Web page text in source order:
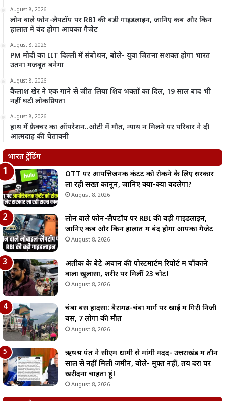
August 8, 2026
लोन वाले फोन-लैपटॉप पर RBI की बड़ी गाइडलाइन, जानिए कब और किन
हालात में बंद होगा आपका गैजेट
August 8, 2026
PM मोदी का IIT दिल्ली में संबोधन, बोले- युवा जितना सशक्त होगा भारत
उतना मजबूत बनेगा
August 8, 2026
कैलाश खेर ने एक गाने से जीत लिया शिव भक्तों का दिल, 19 साल बाद भी
नहीं घटी लोकप्रियता
August 8, 2026
हाथ में फ्रैक्चर का ऑपरेशन..ओटी में मौत, न्याय न मिलने पर परिवार ने दी
आत्मदाह की चेतावनी
भारत ट्रेंडिंग
OTT पर आपत्तिजनक कंटेंट को रोकने के लिए सरकार
ला रही सख्त कानून, जानिए क्या-क्या बदलेगा?
August 8, 2026
लोन वाले फोन-लैपटॉप पर RBI की बड़ी गाइडलाइन,
जानिए कब और किन हालात में बंद होगा आपका गैजेट
August 8, 2026
अतीक के बेटे अबान की पोस्टमार्टम रिपोर्ट में चौंकाने
वाला खुलासा, शरीर पर मिलीं 23 चोटें!
August 8, 2026
चंबा बस हादसा: बैरागढ़-चंबा मार्ग पर खाई में गिरी निजी
बस, 7 लोगों की मौत
August 8, 2026
ऋषभ पंत ने सीएम धामी से मांगी मदद- उत्तराखंड में तीन
साल से नहीं मिली जमीन, बोले- मुफ्त नहीं, तय दरों पर
खरीदना चाहता हूं!
August 8, 2026